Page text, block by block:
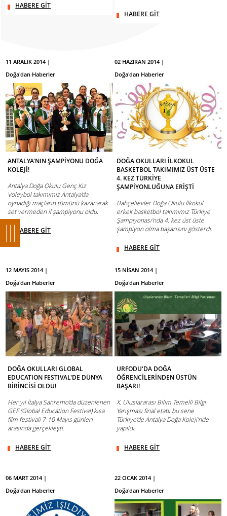
HABERE GİT
HABERE GİT
11 ARALIK 2014 |
Doğa'dan Haberler
ANTALYA'NIN ŞAMPİYONU DOĞA
KOLEJİ!
Antalya Doğa Okulu Genç Kız
Voleybol takımımız Antalya'da
oynadığı maçların tümünü kazanarak
set vermeden il şampiyonu oldu.
HABERE GİT
02 HAZİRAN 2014 |
Doğa'dan Haberler
DOĞA OKULLARI İLKOKUL
BASKETBOL TAKIMIMIZ ÜST ÜSTE
4. KEZ TÜRKİYE
ŞAMPİYONLUĞUNA ERİŞTİ
Bahçelievler Doğa Okulu İlkokul
erkek basketbol takımımız Türkiye
Şampiyonası'nda 4. kez üst üste
şampiyon olma başarısını gösterdi.
HABERE GİT
12 MAYIS 2014 |
Doğa'dan Haberler
DOĞA OKULLARI GLOBAL
EDUCATION FESTIVAL'DE DÜNYA
BİRİNCİSİ OLDU!
Her yıl İtalya Sanremo'da düzenlenen
GEF (Global Education Festival) kısa
film festivali 7-10 Mayıs günleri
arasında gerçekleşti.
HABERE GİT
15 NİSAN 2014 |
Doğa'dan Haberler
URFODU'DA DOĞA
ÖĞRENCİLERİNDEN ÜSTÜN
BAŞARI!
X. Uluslararası Bilim Temelli Bilgi
Yarışması final etabı bu sene
Türkiye'de Antalya Doğa Koleji'nde
yapıldı.
HABERE GİT
06 MART 2014 |
Doğa'dan Haberler
22 OCAK 2014 |
Doğa'dan Haberler